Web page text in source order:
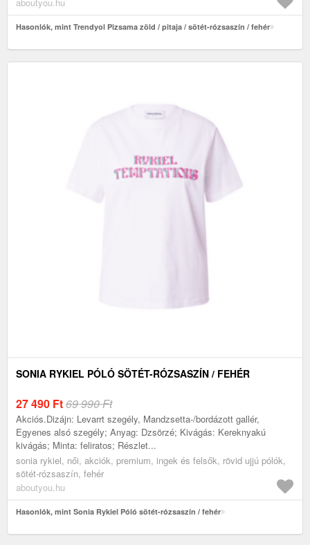
Hasonlók, mint Trendyol Pizsama zöld / pitaja / sötét-rózsaszín / fehér
SONIA RYKIEL PÓLÓ SÖTÉT-RÓZSASZÍN / FEHÉR
27 490 Ft69 990 Ft
Akciós.Dizájn: Levarrt szegély, Mandzsetta-/bordázott gallér,
Egyenes alsó szegély; Anyag: Dzsörzé; Kivágás: Kereknyakú
kivágás; Minta: feliratos; Részlet...
sonia rykiel, női, akciók, premium, ingek és felsők, rövid ujjú pólók,
sötét-rózsaszín, fehér
aboutyou.hu
Hasonlók, mint Sonia Rykiel Póló sötét-rózsaszín / fehér